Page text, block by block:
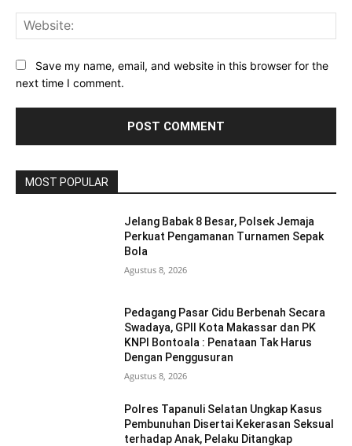
Save my name, email, and website in this browser for the
next time I comment.
MOST POPULAR
Jelang Babak 8 Besar, Polsek Jemaja
Perkuat Pengamanan Turnamen Sepak
Bola
Agustus 8, 2026
Pedagang Pasar Cidu Berbenah Secara
Swadaya, GPII Kota Makassar dan PK
KNPI Bontoala : Penataan Tak Harus
Dengan Penggusuran
Agustus 8, 2026
Polres Tapanuli Selatan Ungkap Kasus
Pembunuhan Disertai Kekerasan Seksual
terhadap Anak, Pelaku Ditangkap